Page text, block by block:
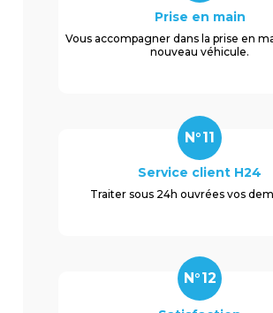
Prise en main
Vous accompagner dans la prise en
nouveau véhicule.
N°11
Service client H24
Traiter sous 24h ouvrées vos
N°12